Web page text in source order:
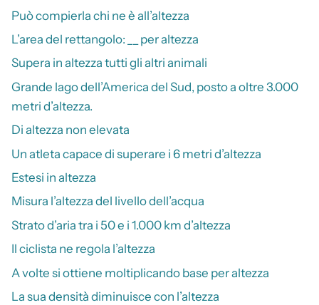
Può compierla chi ne è all’altezza
L’area del rettangolo: __ per altezza
Supera in altezza tutti gli altri animali
Grande lago dell’America del Sud, posto a oltre 3.000
metri d’altezza.
Di altezza non elevata
Un atleta capace di superare i 6 metri d’altezza
Estesi in altezza
Misura l’altezza del livello dell’acqua
Strato d’aria tra i 50 e i 1.000 km d’altezza
Il ciclista ne regola l’altezza
A volte si ottiene moltiplicando base per altezza
La sua densità diminuisce con l’altezza